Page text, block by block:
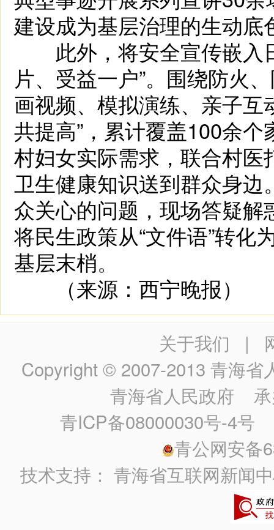
建设成为基层治理的生动底
此外，将安全宣传嵌入
片、受益一户”。围绕防火
画视频、模拟演练、亲子互
共提高”，累计覆盖100余
村妇女实际需求，联合村医
卫生健康知识送到群众身
众关心的问题，现场答疑
将民生政策从“文件语”转化
基层末梢。
（来源：西宁晚报）
关于我们 |
Copyright © 2007-2013 青海省
青海省人民政府 承
青ICP备08000030号-4号
青公网安备
技术支持：青海省互联网新闻